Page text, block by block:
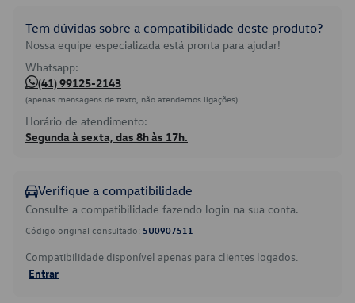
Tem dúvidas sobre a compatibilidade deste produto?
Nossa equipe especializada está pronta para ajudar!
Whatsapp:
(41) 99125-2143
(apenas mensagens de texto, não atendemos ligações)
Horário de atendimento:
Segunda à sexta, das 8h às 17h.
Verifique a compatibilidade
Consulte a compatibilidade fazendo login na sua conta.
Código original consultado: 5U0907511
Compatibilidade disponível apenas para clientes logados.
Entrar